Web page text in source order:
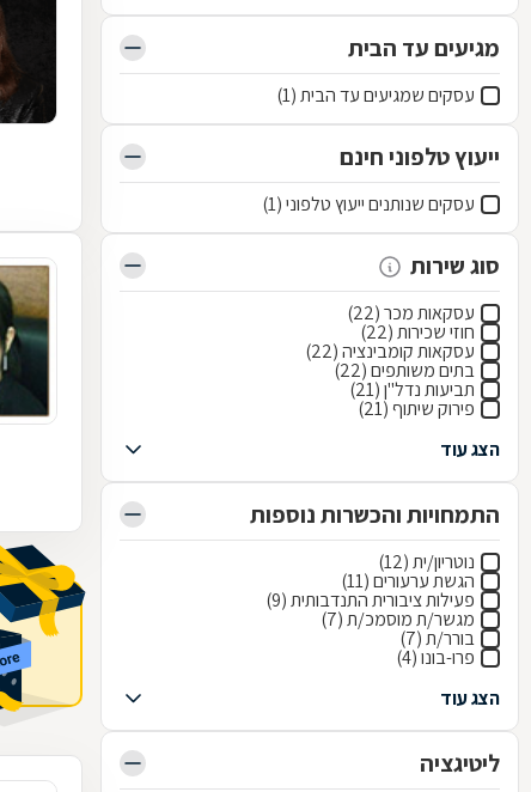
מגיעים עד הבית
עסקים שמגיעים עד הבית (1)
ייעוץ טלפוני חינם
עסקים שנותנים ייעוץ טלפוני (1)
סוג שירות
עסקאות מכר (22)
חוזי שכירות (22)
עסקאות קומבינציה (22)
בתים משותפים (22)
תביעות נדל"ן (21)
פירוק שיתוף (21)
הצג עוד
התמחויות והכשרות נוספות
נוטריון/ית (12)
הגשת ערעורים (11)
פעילות ציבורית התנדבותית (9)
מגשר/ת מוסמכ/ת (7)
בורר/ת (7)
פרו-בונו (4)
הצג עוד
ליטיגציה